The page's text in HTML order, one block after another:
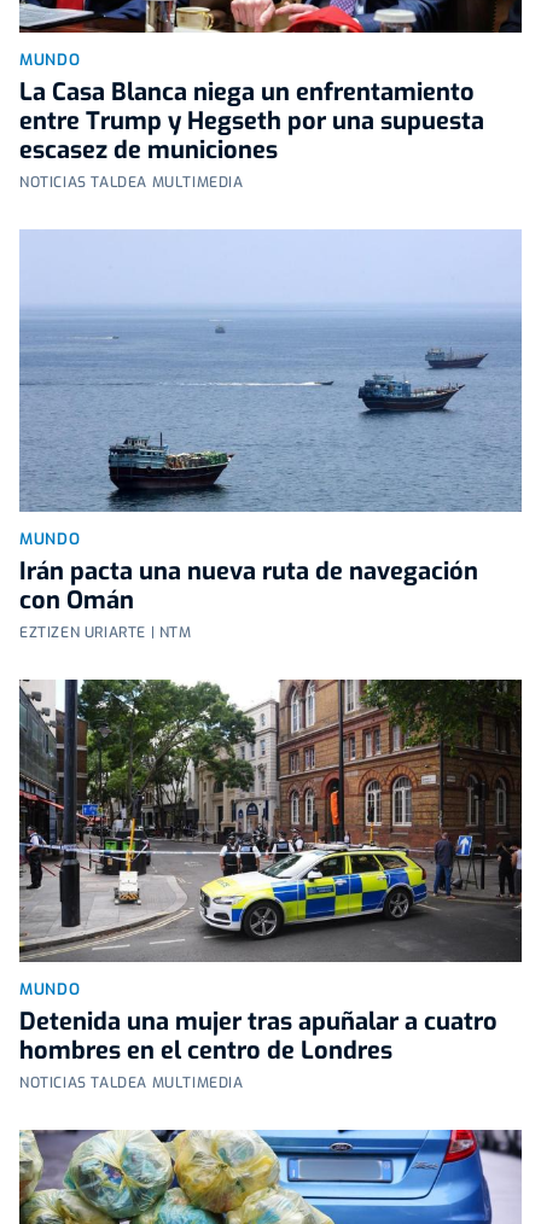
MUNDO
La Casa Blanca niega un enfrentamiento
entre Trump y Hegseth por una supuesta
escasez de municiones
NOTICIAS TALDEA MULTIMEDIA
MUNDO
Irán pacta una nueva ruta de navegación
con Omán
EZTIZEN URIARTE | NTM
MUNDO
Detenida una mujer tras apuñalar a cuatro
hombres en el centro de Londres
NOTICIAS TALDEA MULTIMEDIA